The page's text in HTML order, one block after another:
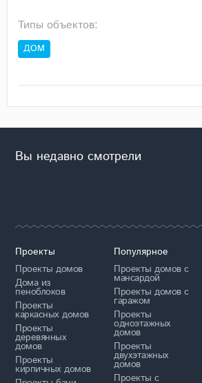
Типы объектов:
ДОМ
Вы недавно смотрели
Проекты
Проекты домов
Дома из
пеноблоков
Проекты
каркасных домов
Проекты
деревянных
домов
Проекты
кирпичных домов
Популярное
Проекты домов с
мансардой
Проекты домов с
гаражом
Проекты
одноэтажных
домов
Проекты
двухэтажных
домов
Проекты с